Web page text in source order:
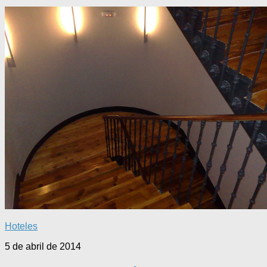
Hoteles
5 de abril de 2014